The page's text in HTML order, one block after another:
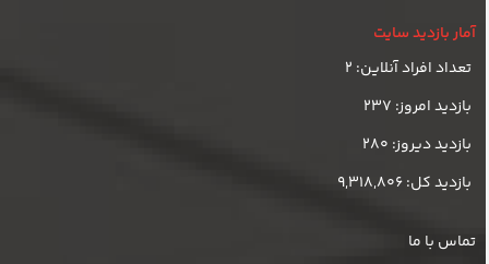
آمار بازدید سایت
تعداد افراد آنلاین: 2
بازدید امروز: 237
بازدید دیروز: 280
بازدید کل: 9,318,806
تماس با ما